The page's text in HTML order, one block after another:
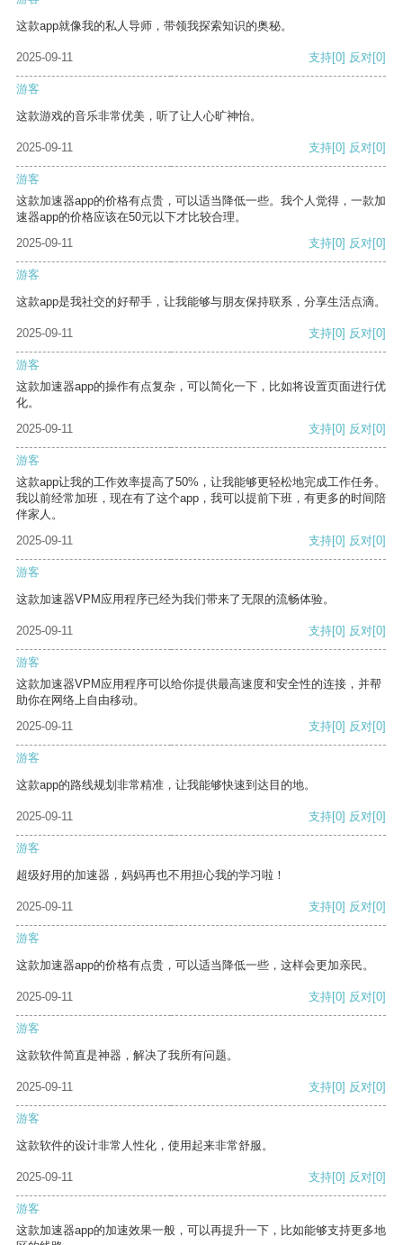
这款app就像我的私人导师，带领我探索知识的奥秘。
2025-09-11 支持[0] 反对[0]
游客
这款游戏的音乐非常优美，听了让人心旷神怡。
2025-09-11 支持[0] 反对[0]
游客
这款加速器app的价格有点贵，可以适当降低一些。我个人觉得，一款加
速器app的价格应该在50元以下才比较合理。
2025-09-11
支持[0] 反对[0]
游客
这款app是我社交的好帮手，让我能够与朋友保持联系，分享生活点滴。
2025-09-11 支持[0] 反对[0]
游客
这款加速器app的操作有点复杂，可以简化一下，比如将设置页面进行优
化。
2025-09-11
支持[0] 反对[0]
游客
这款app让我的工作效率提高了50%，让我能够更轻松地完成工作任务。
我以前经常加班，现在有了这个app，我可以提前下班，有更多的时间陪
伴家人。
2025-09-11
支持[0] 反对[0]
游客
这款加速器VPM应用程序已经为我们带来了无限的流畅体验。
2025-09-11 支持[0] 反对[0]
游客
这款加速器VPM应用程序可以给你提供最高速度和安全性的连接，并帮
助你在网络上自由移动。
2025-09-11
支持[0] 反对[0]
游客
这款app的路线规划非常精准，让我能够快速到达目的地。
2025-09-11 支持[0] 反对[0]
游客
超级好用的加速器，妈妈再也不用担心我的学习啦！
2025-09-11 支持[0] 反对[0]
游客
这款加速器app的价格有点贵，可以适当降低一些，这样会更加亲民。
2025-09-11 支持[0] 反对[0]
游客
这款软件简直是神器，解决了我所有问题。
2025-09-11 支持[0] 反对[0]
游客
这款软件的设计非常人性化，使用起来非常舒服。
2025-09-11 支持[0] 反对[0]
游客
这款加速器app的加速效果一般，可以再提升一下，比如能够支持更多地